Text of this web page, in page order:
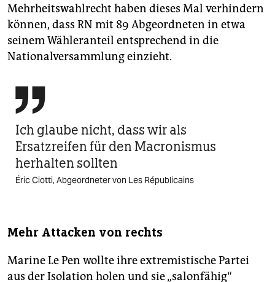
Mehrheitswahlrecht haben dieses Mal verhindern
können, dass RN mit 89 Abgeordneten in etwa
seinem Wähleranteil entsprechend in die
Nationalversammlung einzieht.

Ich glaube nicht, dass wir als
Ersatzreifen für den Macronismus
herhalten sollten
Éric Ciotti, Abgeordneter von Les Républicains
Mehr Attacken von rechts
Marine Le Pen wollte ihre extremistische Partei
aus der Isolation holen und sie „salonfähig“